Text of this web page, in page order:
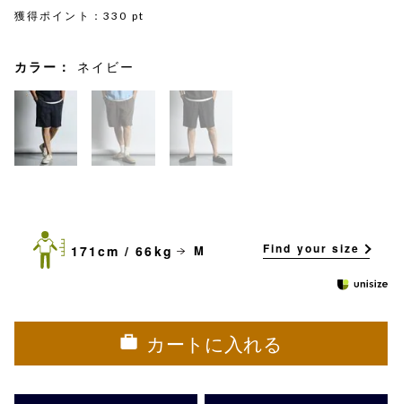
獲得ポイント： 330 pt
カラー： ネイビー
171cm / 66kg M Find your size
カートに入れる